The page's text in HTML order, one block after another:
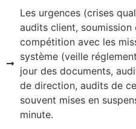
Les urgences (crises
audits client, soumission
compétition avec les
système (veille
jour des documents,
de direction, audits de
souvent mises en
minute.